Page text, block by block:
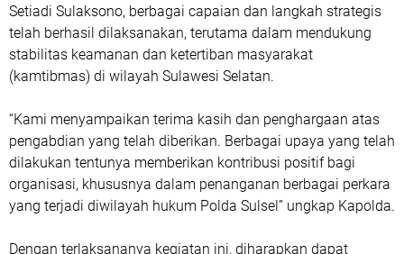
Setiadi Sulaksono, berbagai capaian dan langkah strategis
telah berhasil dilaksanakan, terutama dalam mendukung
stabilitas keamanan dan ketertiban masyarakat
(kamtibmas) di wilayah Sulawesi Selatan.
“Kami menyampaikan terima kasih dan penghargaan atas
pengabdian yang telah diberikan. Berbagai upaya yang telah
dilakukan tentunya memberikan kontribusi positif bagi
organisasi, khususnya dalam penanganan berbagai perkara
yang terjadi diwilayah hukum Polda Sulsel” ungkap Kapolda.
Dengan terlaksananya kegiatan ini, diharapkan dapat